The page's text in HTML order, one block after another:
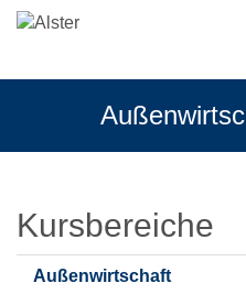
Vertrieb
Kursbereiche
Außenwirtschaft